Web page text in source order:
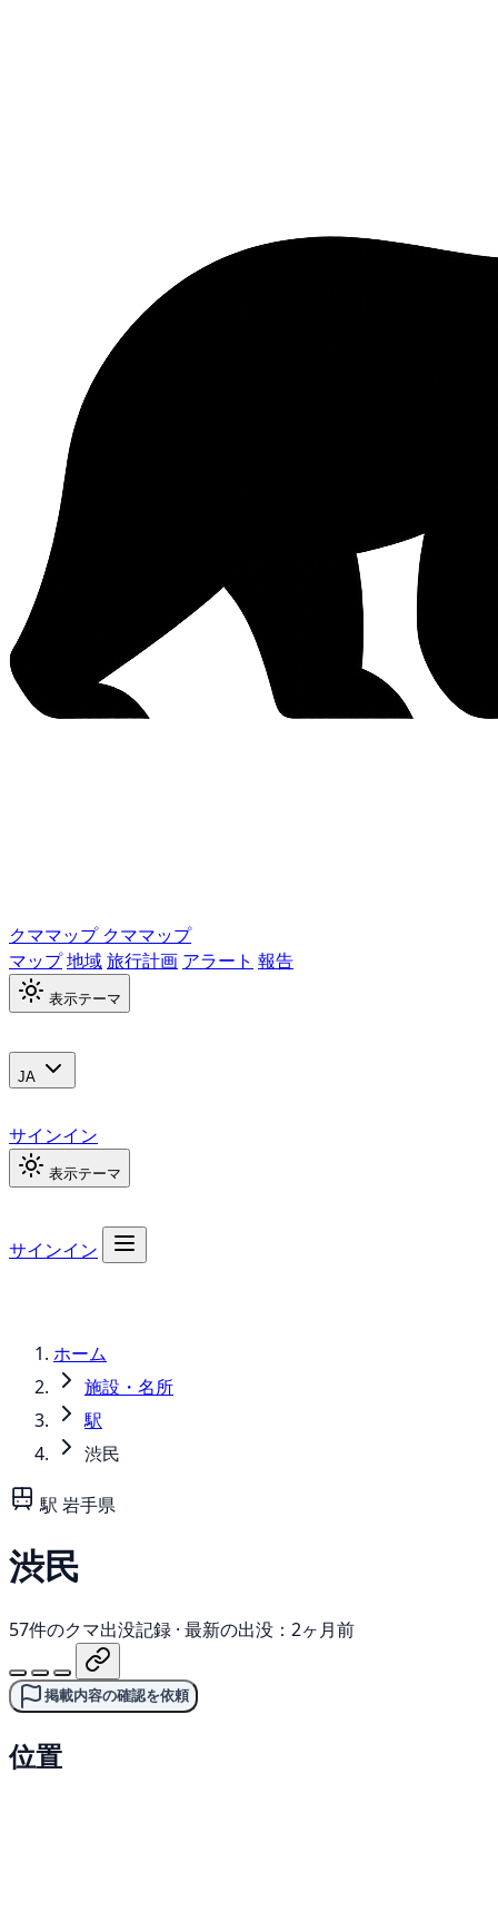
クママップ クママップ
マップ地域旅行計画 アラート 報告
表示テーマ
JA
サインイン
表示テーマ
サインイン
ホーム
施設・名所
駅
渋民
駅 岩手県
渋民
57件のクマ出没記録 · 最新の出没：2ヶ月前
掲載内容の確認を依頼
位置